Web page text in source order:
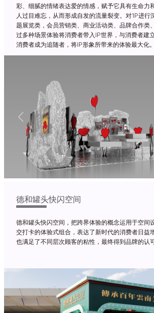
彩、细腻的情绪表达爱的情感，赋予它具有生命力
人过目难忘，从而形成自发的流量裂变。对1P进行
题展览类，会员营销类、商业活动类、品牌合作类
过多种场景体验将消费者带入IP世界，与消费者建
消费者成为追随者，将IP形象所带来的体验最大化。
Previous
德和罐头快闪空间
德和罐头快闪空间，把跨界体验的概念运用于空间
交打卡的体验式组合，表达了新时代的消费者日益
也满足了不同层次顾客的粘性，最终得到品牌的认